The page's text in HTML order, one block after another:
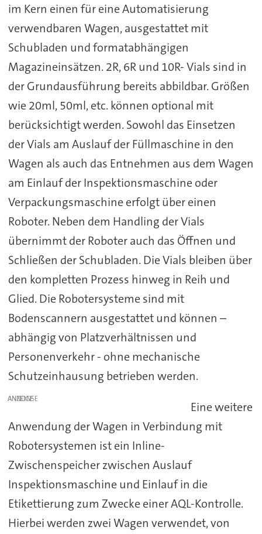
im Kern einen für eine Automatisierung
verwendbaren Wagen, ausgestattet mit
Schubladen und formatabhängigen
Magazineinsätzen. 2R, 6R und 10R- Vials sind in
der Grundausführung bereits abbildbar. Größen
wie 20ml, 50ml, etc. können optional mit
berücksichtigt werden. Sowohl das Einsetzen
der Vials am Auslauf der Füllmaschine in den
Wagen als auch das Entnehmen aus dem Wagen
am Einlauf der Inspektionsmaschine oder
Verpackungsmaschine erfolgt über einen
Roboter. Neben dem Handling der Vials
übernimmt der Roboter auch das Öffnen und
Schließen der Schubladen. Die Vials bleiben über
den kompletten Prozess hinweg in Reih und
Glied. Die Robotersysteme sind mit
Bodenscannern ausgestattet und können –
abhängig von Platzverhältnissen und
Personenverkehr - ohne mechanische
Schutzeinhausung betrieben werden.
ANZEIGE
Eine weitere
Anwendung der Wagen in Verbindung mit
Robotersystemen ist ein Inline-
Zwischenspeicher zwischen Auslauf
Inspektionsmaschine und Einlauf in die
Etikettierung zum Zwecke einer AQL-Kontrolle.
Hierbei werden zwei Wagen verwendet, von